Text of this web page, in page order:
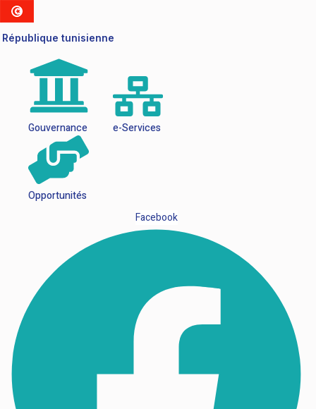
République tunisienne
Gouvernance e-Services
Opportunités
Facebook